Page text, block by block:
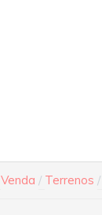
Venda Terrenos